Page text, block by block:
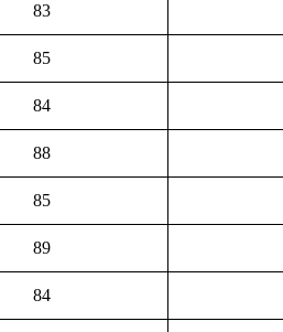
83
85
84
88
85
89
84